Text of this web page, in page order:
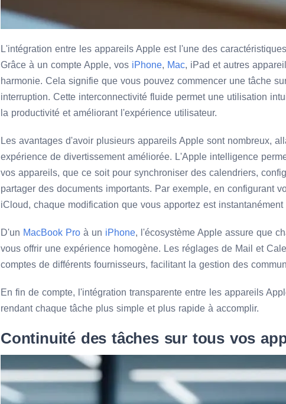
L'intégration entre les appareils Apple est l'une des
Grâce à un compte Apple, vos iPhone, Mac, iPad et autres
harmonie. Cela signifie que vous pouvez commencer une tâche
interruption. Cette interconnectivité fluide permet une utilisation
la productivité et améliorant l'expérience utilisateur.
Les avantages d'avoir plusieurs appareils Apple sont nombreux,
expérience de divertissement améliorée. L'Apple intelligence
vos appareils, que ce soit pour synchroniser des calendriers,
partager des documents importants. Par exemple, en configurant
iCloud, chaque modification que vous apportez est
D'un MacBook Pro à un iPhone, l'écosystème Apple assure que
vous offrir une expérience homogène. Les réglages de Mail et
comptes de différents fournisseurs, facilitant la gestion des
En fin de compte, l'intégration transparente entre les appareils
rendant chaque tâche plus simple et plus rapide à accomplir.
Continuité des tâches sur tous vos